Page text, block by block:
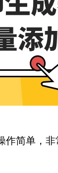
简单，